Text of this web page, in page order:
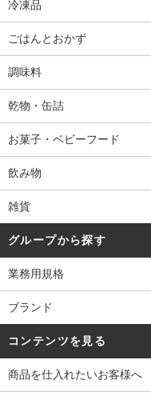
冷凍品
ごはんとおかず
調味料
乾物・缶詰
お菓子・ベビーフード
飲み物
雑貨
グループから探す
業務用規格
ブランド
コンテンツを見る
商品を仕入れたいお客様へ